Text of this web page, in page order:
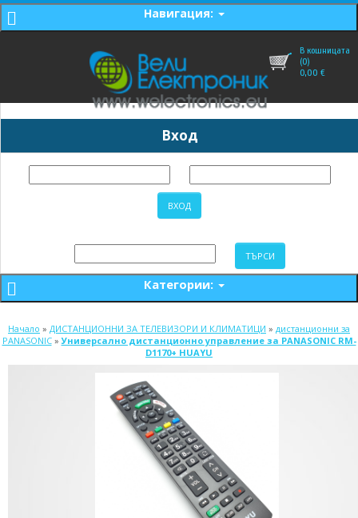
Навигация:
В кошницата
(0)
0,00 €
Вход
Категории:
Начало » ДИСТАНЦИОННИ ЗА ТЕЛЕВИЗОРИ И КЛИМАТИЦИ » дистанционни за
PANASONIC»Универсално дистанционно управление за PANASONIC RM-
D1170+ HUAYU